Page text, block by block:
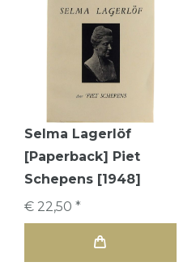
Selma Lagerlöf
[Paperback] Piet
Schepens [1948]
€ 22,50 *